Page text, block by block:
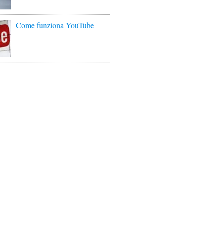
Come funziona YouTube